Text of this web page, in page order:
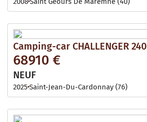
Camping-car CHALLENGER 240
68910 €
NEUF
2025 Saint-Jean-Du-Cardonnay (76)